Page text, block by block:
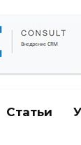
Статьи